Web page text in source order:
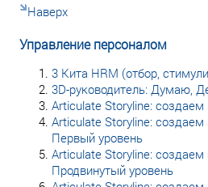
Наверх
Управление персоналом
3 Кита HRM (отбор,
3D-руководитель: Думаю,
Articulate Storyline:
Articulate Storyline:
Первый уровень
Articulate Storyline:
Продвинутый уровень